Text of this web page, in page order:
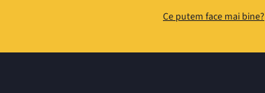
Ce putem face mai bine?